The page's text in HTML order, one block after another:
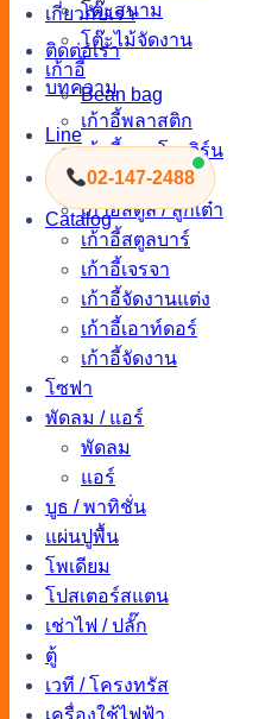
เกี่ยวกับเรา
ติดต่อเรา
บทความ
Line
02-147-2488
Catalog
โต๊ะสนาม
โต๊ะไม้จัดงาน
เก้าอี้
Bean bag
เก้าอี้พลาสติก
เก้าอี้นวมโมเดิร์น
เก้าอี้นวม
เก้าอี้สตูล / ลูกเต๋า
เก้าอี้สตูลบาร์
เก้าอี้เจรจา
เก้าอี้จัดงานแต่ง
เก้าอี้เอาท์ดอร์
เก้าอี้จัดงาน
โซฟา
พัดลม / แอร์
พัดลม
แอร์
บูธ / พาทิชั่น
แผ่นปูพื้น
โพเดียม
โปสเตอร์สแตน
เช่าไฟ / ปลั๊ก
ตู้
เวที / โครงทรัส
เครื่องใช้ไฟฟ้า